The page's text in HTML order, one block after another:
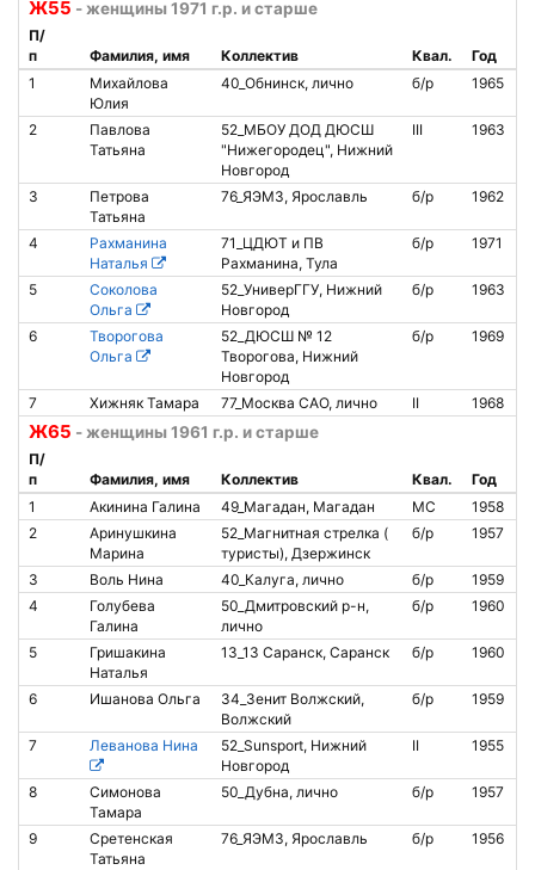
Ж55 - женщины 1971 г.р. и старше
П/
п
Фамилия, имя Коллектив Квал. Год
1
Михайлова
Юлия
40_Обнинск, лично б/р 1965
2
Павлова
Татьяна
52_МБОУ ДОД ДЮСШ
"Нижегородец", Нижний
Новгород
III 1963
3
Петрова
Татьяна
76_ЯЭМЗ, Ярославль б/р 1962
4
Рахманина
Наталья
71_ЦДЮТ и ПВ
Рахманина, Тула
б/р 1971
5
Соколова
Ольга
52_УниверГГУ, Нижний
Новгород
б/р 1963
6
Творогова
Ольга
52_ДЮСШ № 12
Творогова, Нижний
Новгород
б/р 1969
7 Хижняк Тамара 77_Москва САО, лично II 1968
Ж65 - женщины 1961 г.р. и старше
П/
п
Фамилия, имя Коллектив Квал. Год
1
Акинина Галина 49_Магадан, Магадан МС 1958
2
Аринушкина
Марина
52_Магнитная стрелка (
туристы), Дзержинск
б/р 1957
3 Воль Нина 40_Калуга, лично б/р 1959
4
Голубева
Галина
50_Дмитровский р-н,
лично
б/р 1960
5
Гришакина
Наталья
13_13 Саранск, Саранск б/р 1960
6 Ишанова Ольга
34_Зенит Волжский,
Волжский
б/р 1959
7 Леванова Нина
52_Sunsport, Нижний
Новгород
II 1955
8
Симонова
Тамара
50_Дубна, лично б/р 1957
9
Сретенская
Татьяна
76_ЯЭМЗ, Ярославль б/р 1956